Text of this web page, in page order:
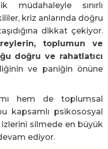
müdahaleyle sınırlı
kriz anlarında doğru
dikkat çekiyor.
toplumun ve
doğru ve rahatlatıcı
ve paniğin önüne
hem de toplumsal
kapsamlı psikososyal
silmede en büyük
ediyor.